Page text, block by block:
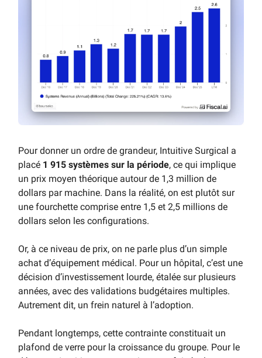
Pour donner un ordre de grandeur, Intuitive Surgical a
placé 1 915 systèmes sur la période, ce qui implique
un prix moyen théorique autour de 1,3 million de
dollars par machine. Dans la réalité, on est plutôt sur
une fourchette comprise entre 1,5 et 2,5 millions de
dollars selon les configurations.
Or, à ce niveau de prix, on ne parle plus d’un simple
achat d’équipement médical. Pour un hôpital, c’est une
décision d’investissement lourde, étalée sur plusieurs
années, avec des validations budgétaires multiples.
Autrement dit, un frein naturel à l’adoption.
Pendant longtemps, cette contrainte constituait un
plafond de verre pour la croissance du groupe. Pour le